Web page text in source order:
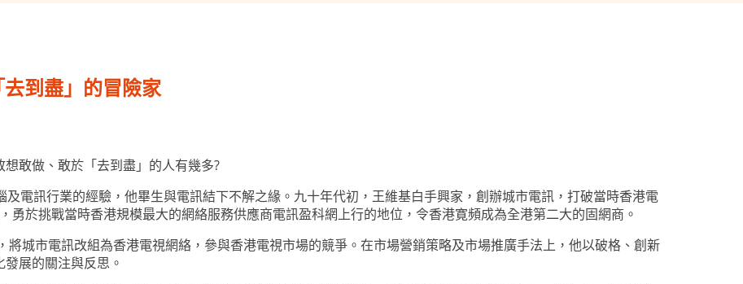
到盡」的冒險家
敢做、敢於「去到盡」的人有幾多?
電訊行業的經驗，他畢生與電訊結下不解之緣。九十年代初，王維基白手興家，創辦城市電訊，打破當時香港電
勇於挑戰當時香港規模最大的網絡服務供應商電訊盈科網上行的地位，令香港寛頻成為全港第二大的固網商。
城市電訊改組為香港電視網絡，參與香港電視市場的競爭。在市場營銷策略及市場推廣手法上，他以破格、創新
展的關注與反思。